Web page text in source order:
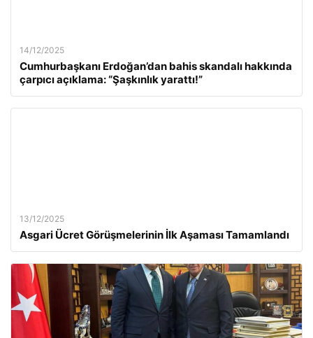
14/12/2025
Cumhurbaşkanı Erdoğan’dan bahis skandalı hakkında
çarpıcı açıklama: “Şaşkınlık yarattı!”
13/12/2025
Asgari Ücret Görüşmelerinin İlk Aşaması Tamamlandı